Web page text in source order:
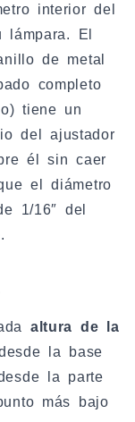
interior del
El
de metal
completo
tiene un
del ajustador
él sin caer
el diámetro
1/16″ del
altura de la
la base
la parte
más bajo